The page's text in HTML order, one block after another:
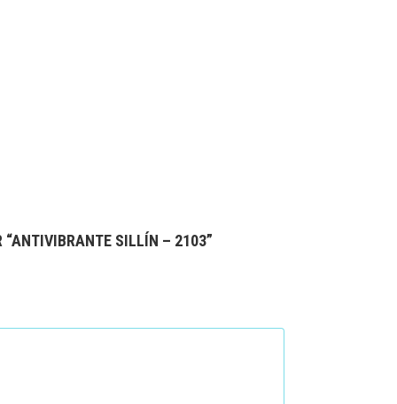
“ANTIVIBRANTE SILLÍN – 2103”